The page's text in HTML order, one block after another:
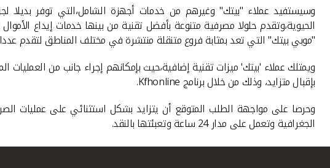
وسيستفيد عملاء "بيتك" وغيرهم من خدمات أجهزة الشامل،التي توفر
الحيوية،وتقدم حلولا مصرفية متنوعة بأفضل تقنية من بينها خدمات إيداع
"موبي بيتك" التي تعد بمثابة فروع متنقلة منتشرة في مختلف المناطق لتقدم
ويمتلك عملاء 'بيتك' ميزات تقنية إضافية،حيث بإمكانهم إجراء جانب من
بإقبال متزايد، وذلك من خلال برنامج Kfhonline
.
وحرصا على مواجهة الطلب المتوقع أن يتزايد بشكل استثنائي على عمليات
الجغرافية وتعمل على مدار 24 ساعة وتعبئتها بالنقد.